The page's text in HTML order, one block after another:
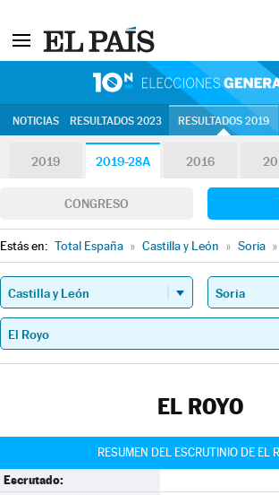
NOTICIAS RESULTADOS 2023 RESULTADOS 2019
2019 2019-28A 2016
CONGRESO
Estás en: Total España » Castilla y León » Soria »
EL ROYO
RESUMEN DEL ESCRUTINIO DE EL
Escrutado: